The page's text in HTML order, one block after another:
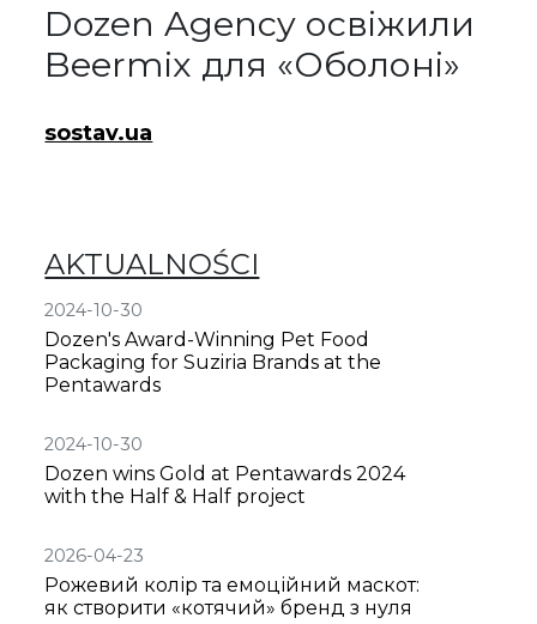
Dozen Agency освіжили
Beermix для «Оболоні»
sostav.ua
AKTUALNOŚCI
2024-10-30
Dozen's Award-Winning Pet Food
Packaging for Suziria Brands at the
Pentawards
2024-10-30
Dozen wins Gold at Pentawards 2024
with the Half & Half project
2026-04-23
Рожевий колір та емоційний маскот:
як створити «котячий» бренд з нуля